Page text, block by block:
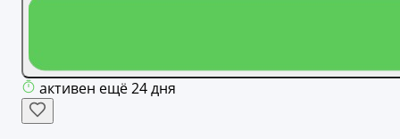
активен ещё 24 дня